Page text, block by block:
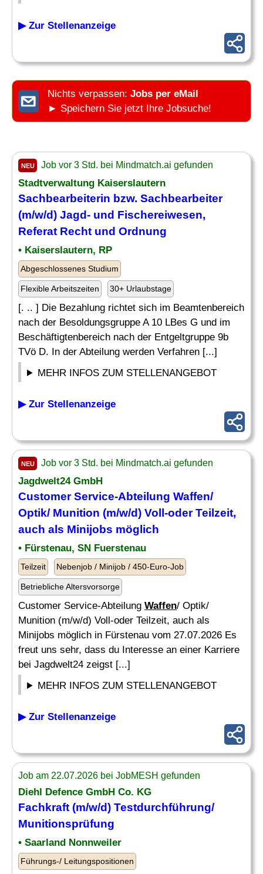
▶ Zur Stellenanzeige
Nichts verpassen: Jobs per eMail
► Speichern Sie jetzt Ihre Jobsuche!
NEU Job vor 3 Std. bei Mindmatch.ai gefunden
Stadtverwaltung Kaiserslautern
Sachbearbeiterin bzw. Sachbearbeiter
(m/w/d) Jagd- und Fischereiwesen,
Referat Recht und Ordnung
• Kaiserslautern, RP
Abgeschlossenes Studium
Flexible Arbeitszeiten 30+ Urlaubstage
[. .. ] Die Bezahlung richtet sich im Beamtenbereich
nach der Besoldungsgruppe A 10 LBes G und im
Beschäftigtenbereich nach der Entgeltgruppe 9b
TVö D. In der Abteilung werden Verfahren [...]
MEHR INFOS ZUM STELLENANGEBOT
▶ Zur Stellenanzeige
NEU Job vor 3 Std. bei Mindmatch.ai gefunden
Jagdwelt24 GmbH
Customer Service-Abteilung Waffen/
Optik/ Munition (m/w/d) Voll-oder Teilzeit,
auch als Minijobs möglich
• Fürstenau, SN Fuerstenau
Teilzeit Nebenjob / Minijob / 450-Euro-Job
Betriebliche Altersvorsorge
Customer Service-Abteilung Waffen/ Optik/
Munition (m/w/d) Voll-oder Teilzeit, auch als
Minijobs möglich in Fürstenau vom 27.07.2026 Es
freut uns sehr, dass du Interesse an einer Karriere
bei Jagdwelt24 zeigst [...]
MEHR INFOS ZUM STELLENANGEBOT
▶ Zur Stellenanzeige
Job am 22.07.2026 bei JobMESH gefunden
Diehl Defence GmbH Co. KG
Fachkraft (m/w/d) Testdurchführung/
Munitionsprüfung
• Saarland Nonnweiler
Führungs-/ Leitungspositionen